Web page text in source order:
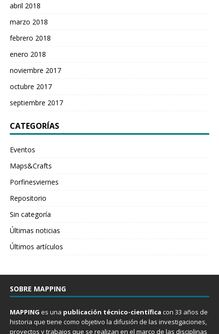
abril 2018
marzo 2018
febrero 2018
enero 2018
noviembre 2017
octubre 2017
septiembre 2017
CATEGORÍAS
Eventos
Maps&Crafts
Porfinesviernes
Repositorio
Sin categoría
Últimas noticias
Últimos artículos
SOBRE MAPPING
MAPPING es una publicación técnico-científica con 33 años de
historia que tiene como objetivo la difusión de las investigaciones,
proyectos y trabajos que se realizan en el marco de las disciplinas